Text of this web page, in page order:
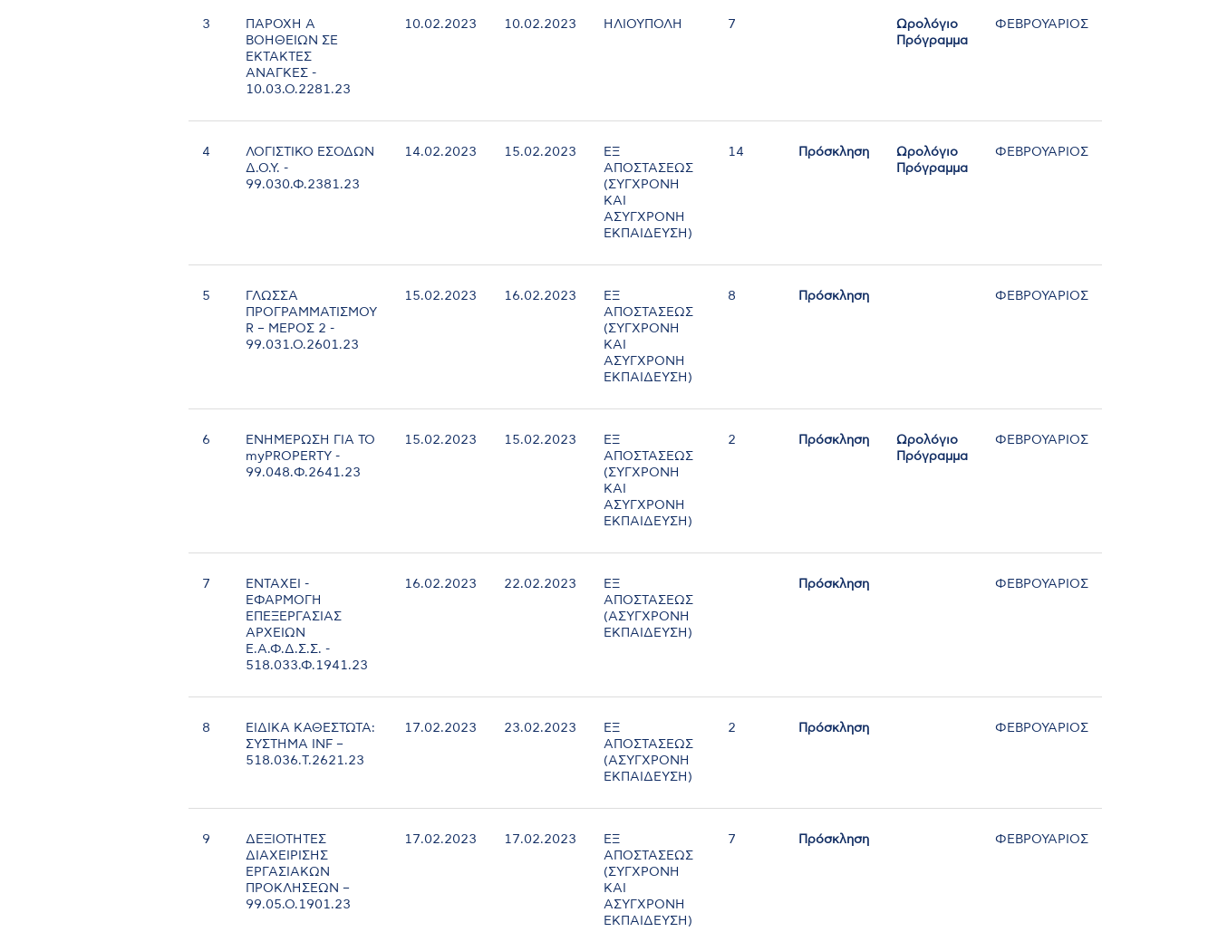
3
ΠΑΡΟΧΗ Α
ΒΟΗΘΕΙΩΝ ΣΕ
ΕΚΤΑΚΤΕΣ
ΑΝΑΓΚΕΣ -
10.03.Ο.2281.23
10.02.2023 10.02.2023 ΗΛΙΟΥΠΟΛΗ 7
Ωρολόγιο
Πρόγραμμα
ΦΕΒΡΟΥΑΡΙΟΣ
4
ΛΟΓΙΣΤΙΚΟ ΕΣΟΔΩΝ
Δ.Ο.Υ. -
99.030.Φ.2381.23
14.02.2023 15.02.2023
ΕΞ
ΑΠΟΣΤΑΣΕΩΣ
(ΣΥΓΧΡΟΝΗ
ΚΑΙ
ΑΣΥΓΧΡΟΝΗ
ΕΚΠΑΙΔΕΥΣΗ)
14 Πρόσκληση
Ωρολόγιο
Πρόγραμμα
ΦΕΒΡΟΥΑΡΙΟΣ
5
ΓΛΩΣΣΑ
ΠΡΟΓΡΑΜΜΑΤΙΣΜΟΥ
R – ΜΕΡΟΣ 2 -
99.031.Ο.2601.23
15.02.2023 16.02.2023
ΕΞ
ΑΠΟΣΤΑΣΕΩΣ
(ΣΥΓΧΡΟΝΗ
ΚΑΙ
ΑΣΥΓΧΡΟΝΗ
ΕΚΠΑΙΔΕΥΣΗ)
8 Πρόσκληση ΦΕΒΡΟΥΑΡΙΟΣ
6
ΕΝΗΜΕΡΩΣΗ ΓΙΑ ΤΟ
myPROPERTY -
99.048.Φ.2641.23
15.02.2023 15.02.2023
ΕΞ
ΑΠΟΣΤΑΣΕΩΣ
(ΣΥΓΧΡΟΝΗ
ΚΑΙ
ΑΣΥΓΧΡΟΝΗ
ΕΚΠΑΙΔΕΥΣΗ)
2 Πρόσκληση
Ωρολόγιο
Πρόγραμμα
ΦΕΒΡΟΥΑΡΙΟΣ
7
ΕΝΤΑΧΕΙ -
ΕΦΑΡΜΟΓΗ
ΕΠΕΞΕΡΓΑΣΙΑΣ
ΑΡΧΕΙΩΝ
Ε.Α.Φ.Δ.Σ.Σ. -
518.033.Φ.1941.23
16.02.2023 22.02.2023
ΕΞ
ΑΠΟΣΤΑΣΕΩΣ
(ΑΣΥΓΧΡΟΝΗ
ΕΚΠΑΙΔΕΥΣΗ)
Πρόσκληση ΦΕΒΡΟΥΑΡΙΟΣ
8
ΕΙΔΙΚΑ ΚΑΘΕΣΤΩΤΑ:
ΣΥΣΤΗΜΑ INF –
518.036.Τ.2621.23
17.02.2023 23.02.2023
ΕΞ
ΑΠΟΣΤΑΣΕΩΣ
(ΑΣΥΓΧΡΟΝΗ
ΕΚΠΑΙΔΕΥΣΗ)
2 Πρόσκληση ΦΕΒΡΟΥΑΡΙΟΣ
9
ΔΕΞΙΟΤΗΤΕΣ
ΔΙΑΧΕΙΡΙΣΗΣ
ΕΡΓΑΣΙΑΚΩΝ
ΠΡΟΚΛΗΣΕΩΝ –
99.05.Ο.1901.23
17.02.2023 17.02.2023
ΕΞ
ΑΠΟΣΤΑΣΕΩΣ
(ΣΥΓΧΡΟΝΗ
ΚΑΙ
ΑΣΥΓΧΡΟΝΗ
ΕΚΠΑΙΔΕΥΣΗ)
7 Πρόσκληση ΦΕΒΡΟΥΑΡΙΟΣ